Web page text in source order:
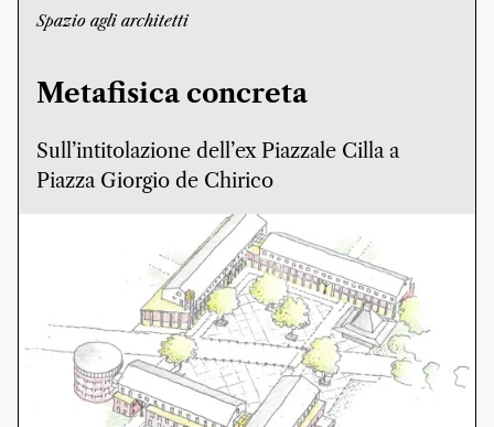
Spazio agli architetti
Metafisica concreta
Sull’intitolazione dell’ex Piazzale Cilla a
Piazza Giorgio de Chirico